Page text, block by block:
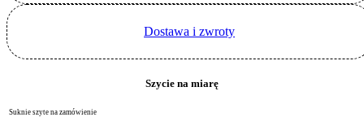
Dostawa i zwroty
Szycie na miarę
Suknie szyte na zamówienie